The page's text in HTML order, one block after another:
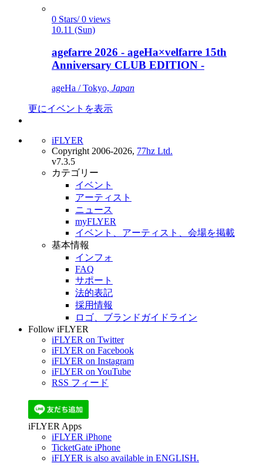
0 Stars/ 0 views
10.11 (Sun)
agefarre 2026 - ageHa×velfarre 15th
Anniversary CLUB EDITION -
ageHa / Tokyo, Japan
更にイベントを表示
iFLYER
Copyright 2006-2026, 77hz Ltd.
v7.3.5
カテゴリー
イベント
アーティスト
ニュース
myFLYER
イベント、アーティスト、会場を掲載
基本情報
インフォ
FAQ
サポート
法的表記
採用情報
ロゴ、ブランドガイドライン
Follow iFLYER
iFLYER on Twitter
iFLYER on Facebook
iFLYER on Instagram
iFLYER on YouTube
RSS フィード
iFLYER Apps
iFLYER iPhone
TicketGate iPhone
iFLYER is also available in ENGLISH.